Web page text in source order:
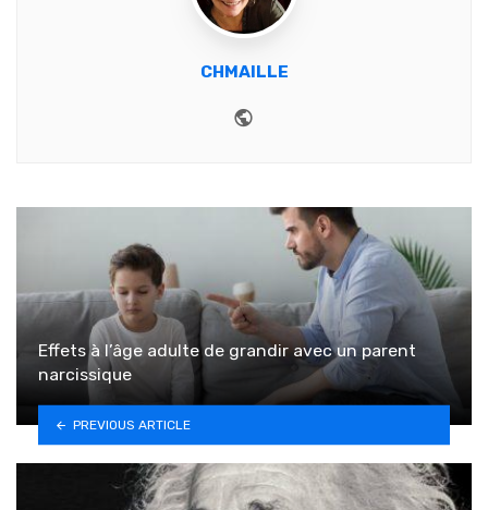
CHMAILLE
Effets à l’âge adulte de grandir avec un parent
narcissique
PREVIOUS ARTICLE